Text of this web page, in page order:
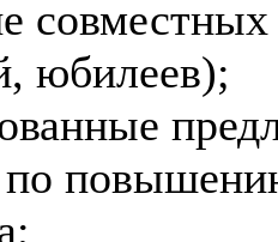
юбилеев);